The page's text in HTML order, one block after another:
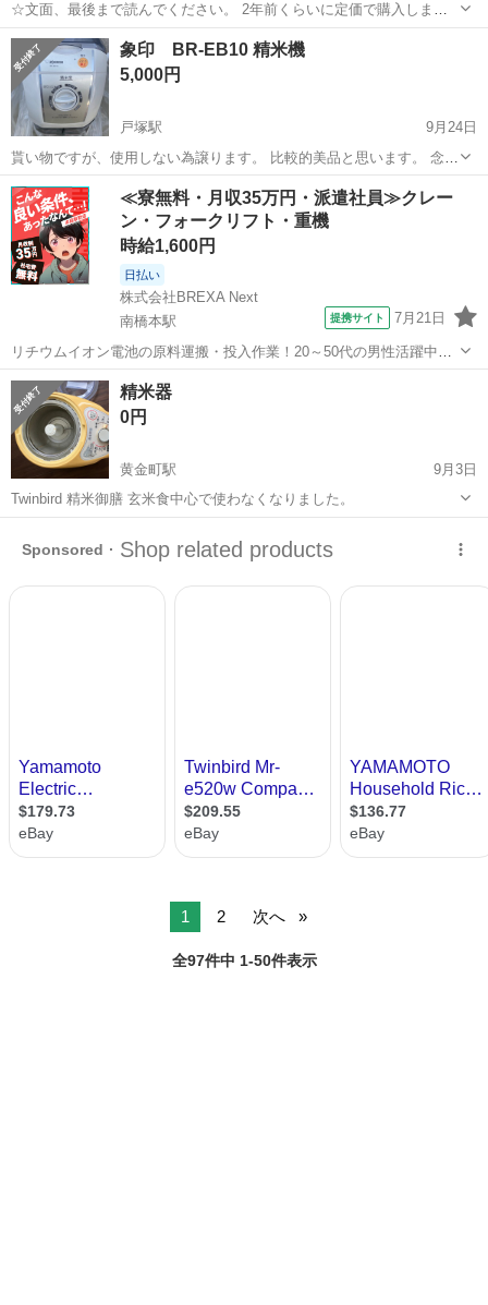
☆文面、最後まで読んでください。 2年前くらいに定価で購入しまし
た。 玄米にハマり昨年まで使用していましたが、使用しなくなったの
で出品しました。 動作確認済み、現状お渡しです。 箱、説明書無し。
周りが黄ばんでますがまだ...
神奈川 大和市 キッチン家電
象印 BR-EB10 精米機
5,000円
戸塚駅
9月24日
貰い物ですが、使用しない為譲ります。 比較的美品と思います。 念の
為一度使用しましたが問題無しでした。
神奈川 横浜市 戸塚駅 キッチン家電 象印
≪寮無料・月収35万円・派遣社員≫クレー
ン・フォークリフト・重機
時給1,600円
日払い
株式会社BREXA Next
南橋本駅
提携サイト 7月21日
リチウムイオン電池の原料運搬・投入作業！20～50代の男性活躍中★
ワンルーム寮完備！赴任旅費会社負担！年間休日130日★フォークリフ
ト免許お持ちの方、活躍中！就業先食堂利用可★《神奈川県相模原
市》 人気の工場のお仕事 ◇電...
神奈川 相模原市 南橋本駅
精米器
0円
黄金町駅
9月3日
Twinbird 精米御膳 玄米食中心で使わなくなりました。
1 2 次へ
全97件中 1-50件表示